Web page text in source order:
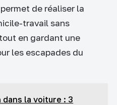
de réaliser la
travail sans
en gardant une
les escapades du
la voiture : 3